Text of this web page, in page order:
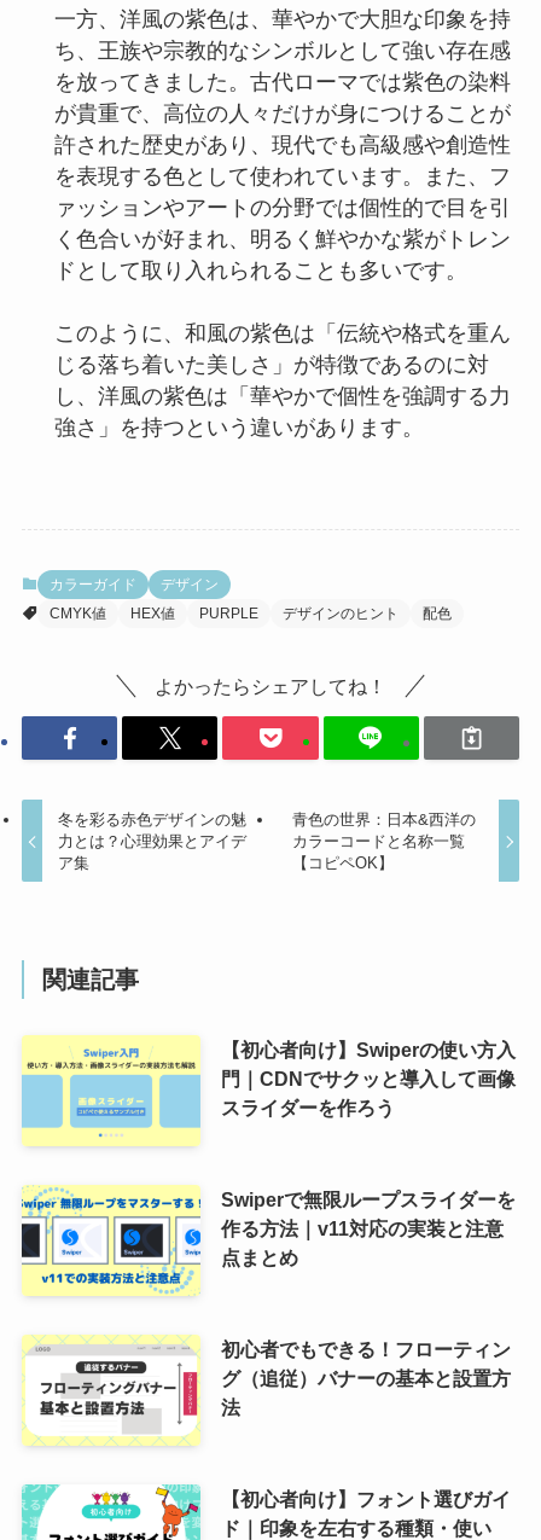
一方、洋風の紫色は、華やかで大胆な印象を持
ち、王族や宗教的なシンボルとして強い存在感
を放ってきました。古代ローマでは紫色の染料
が貴重で、高位の人々だけが身につけることが
許された歴史があり、現代でも高級感や創造性
を表現する色として使われています。また、フ
ァッションやアートの分野では個性的で目を引
く色合いが好まれ、明るく鮮やかな紫がトレン
ドとして取り入れられることも多いです。
このように、和風の紫色は「伝統や格式を重ん
じる落ち着いた美しさ」が特徴であるのに対
し、洋風の紫色は「華やかで個性を強調する力
強さ」を持つという違いがあります。
カラーガイド
デザイン
CMYK値
HEX値 PURPLE デザインのヒント 配色
よかったらシェアしてね！
冬を彩る赤色デザインの魅
力とは？心理効果とアイデ
ア集
青色の世界：日本&西洋の
カラーコードと名称一覧
【コピペOK】
関連記事
【初心者向け】Swiperの使い方入
門｜CDNでサクッと導入して画像
スライダーを作ろう
Swiperで無限ループスライダーを
作る方法｜v11対応の実装と注意
点まとめ
初心者でもできる！フローティン
グ（追従）バナーの基本と設置方
法
【初心者向け】フォント選びガイ
ド｜印象を左右する種類・使い